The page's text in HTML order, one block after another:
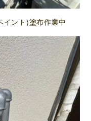
イント)塗布作業中